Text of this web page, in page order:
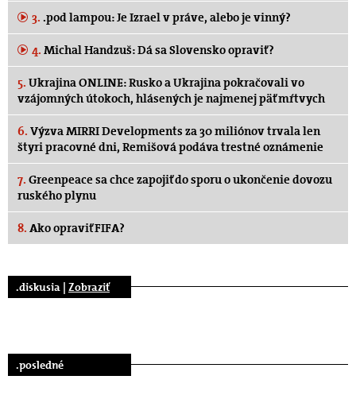
3. .pod lampou: Je Izrael v práve, alebo je vinný?
4. Michal Handzuš: Dá sa Slovensko opraviť?
5. Ukrajina ONLINE: Rusko a Ukrajina pokračovali vo
vzájomných útokoch, hlásených je najmenej päť mŕtvych
6. Výzva MIRRI Developments za 30 miliónov trvala len
štyri pracovné dni, Remišová podáva trestné oznámenie
7. Greenpeace sa chce zapojiť do sporu o ukončenie dovozu
ruského plynu
8. Ako opraviť FIFA?
.diskusia | Zobraziť
.posledné